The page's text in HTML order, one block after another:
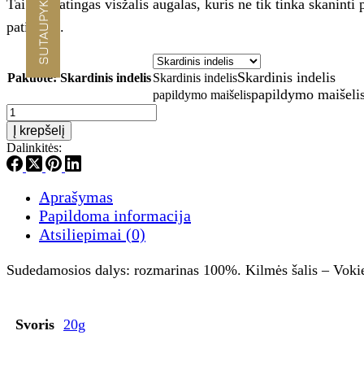
through
Tai aromatingas visžalis augalas, kuris ne tik tinka
patiekalų.
Pakuotė: Skardinis indelisSkardinis indelisSkardinis indelis
papildymo maišelispapildymo
produkto
kiekis:
Rozmarinas
20g
Į krepšelį
Dalinkitės:
Aprašymas
Papildoma informacija
Atsiliepimai (0)
Sudedamosios dalys: rozmarinas 100%. Kilmės šalis –
Svoris 20g